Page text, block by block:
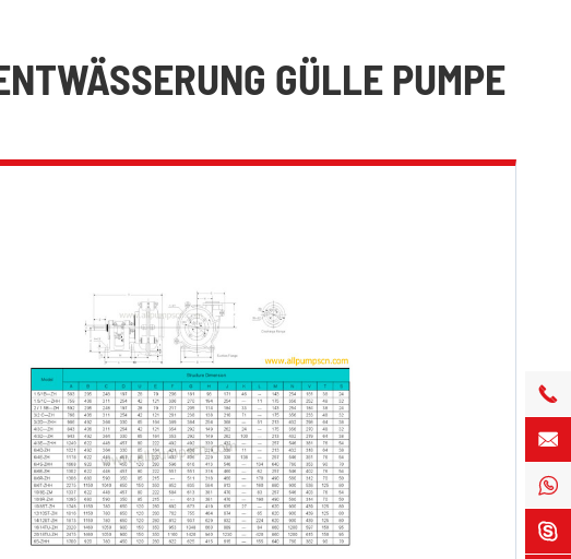
GÜLLE PUMPE



